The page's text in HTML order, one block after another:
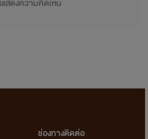
สดงความคิดเห็น
ช่องทางติดต่อ